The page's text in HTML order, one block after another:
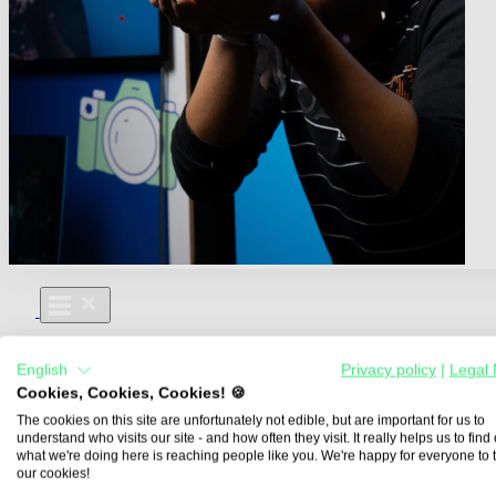
Aus- und Weiterbildungen
Für Lehre & Ausbildung
Media For You
Über Uns
English Privacy policy
Legal
Cookies, Cookies, Cookies! 🍪
The cookies on this site are unfortunately not edible, but are important for us to
understand who visits our site - and how often they visit. It really helps us to find
what we're doing here is reaching people like you. We're happy for everyone to
our cookies!